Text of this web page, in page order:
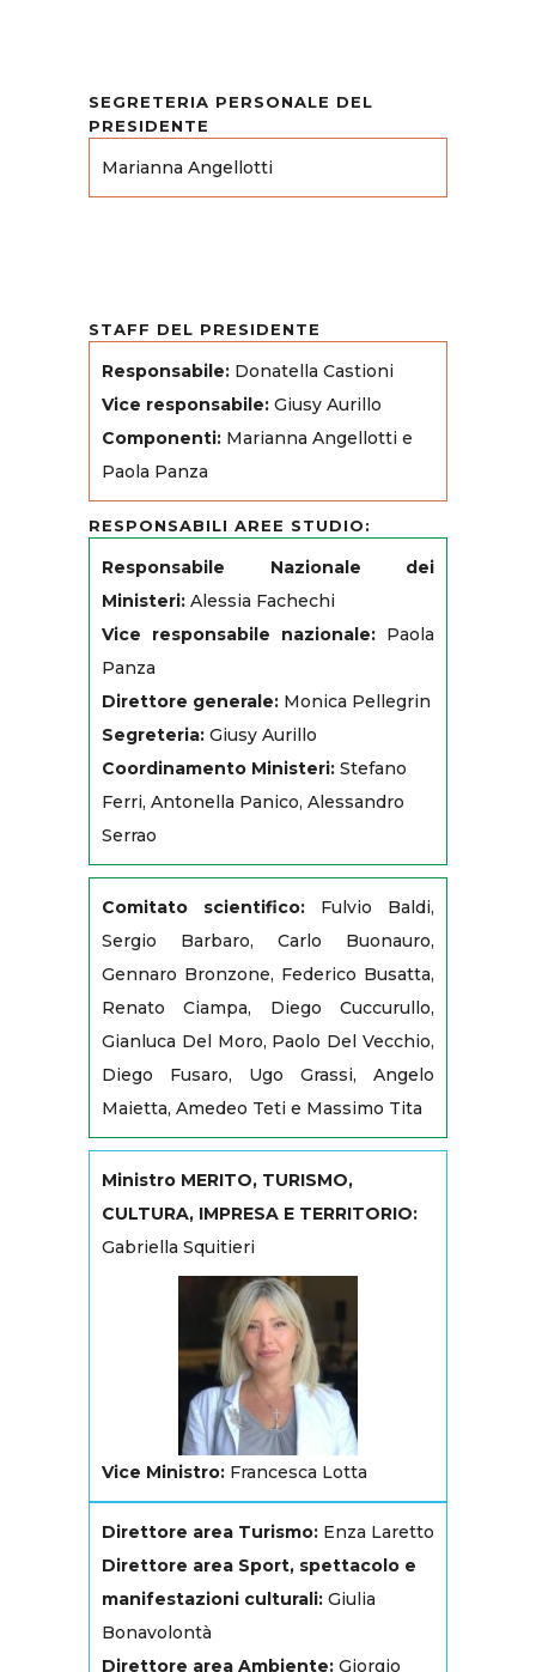
SEGRETERIA PERSONALE DEL
PRESIDENTE
Marianna Angellotti
STAFF DEL PRESIDENTE
Responsabile: Donatella Castioni
Vice responsabile: Giusy Aurillo
Componenti: Marianna Angellotti e
Paola Panza
RESPONSABILI AREE STUDIO:
Responsabile Nazionale dei
Ministeri: Alessia Fachechi
Vice responsabile nazionale: Paola
Panza
Direttore generale: Monica Pellegrin
Segreteria: Giusy Aurillo
Coordinamento Ministeri: Stefano
Ferri, Antonella Panico, Alessandro
Serrao
Comitato scientifico: Fulvio Baldi,
Sergio Barbaro, Carlo Buonauro,
Gennaro Bronzone, Federico Busatta,
Renato Ciampa, Diego Cuccurullo,
Gianluca Del Moro, Paolo Del Vecchio,
Diego Fusaro, Ugo Grassi, Angelo
Maietta, Amedeo Teti e Massimo Tita
Ministro MERITO, TURISMO,
CULTURA, IMPRESA E TERRITORIO:
Gabriella Squitieri
Vice Ministro: Francesca Lotta
Direttore area Turismo: Enza Laretto
Direttore area Sport, spettacolo e
manifestazioni culturali: Giulia
Bonavolontà
Direttore area Ambiente: Giorgio